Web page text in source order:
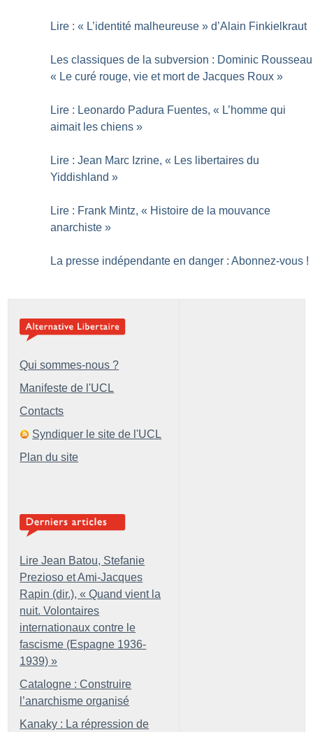
Lire : « L’identité malheureuse » d’Alain Finkielkraut
Les classiques de la subversion : Dominic Rousseau
« Le curé rouge, vie et mort de Jacques Roux »
Lire : Leonardo Padura Fuentes, « L’homme qui
aimait les chiens »
Lire : Jean Marc Izrine, « Les libertaires du
Yiddishland »
Lire : Frank Mintz, « Histoire de la mouvance
anarchiste »
La presse indépendante en danger : Abonnez-vous !
Qui sommes-nous ?
Manifeste de l'UCL
Contacts
Syndiquer le site de l'UCL
Plan du site
Lire Jean Batou, Stefanie
Prezioso et Ami-Jacques
Rapin (dir.), « Quand vient la
nuit. Volontaires
internationaux contre le
fascisme (Espagne 1936-
1939) »
Catalogne : Construire
l’anarchisme organisé
Kanaky : La répression de